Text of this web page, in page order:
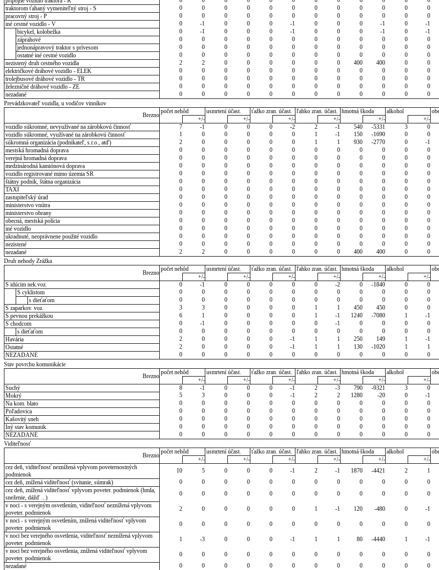
traktorom ťahaný vymeniteľný stroj - S
0 0 0 0 0 0 0 0 0 0 0 0
pracovný stroj - P
0 0 0 0 0 0 0 0 0 0 0 0
iné cestné vozidlo - V
0 -1 0 0 0 -1 0 0 0 -1 0 -1
bicykel, kolobežka
0 -1 0 0 0 -1 0 0 0 -1 0 -1
záprahové
0 0 0 0 0 0 0 0 0 0 0 0
jednonápravový traktor s prívesom
0 0 0 0 0 0 0 0 0 0 0 0
ostatné iné cestné vozidlo
0 0 0 0 0 0 0 0 0 0 0 0
nezistený druh cestného vozidla
2 2 0 0 0 0 0 0 400 400 0 0
električkové dráhové vozidlo - ELEK
0 0 0 0 0 0 0 0 0 0 0 0
trolejbusové dráhové vozidlo - TR
0 0 0 0 0 0 0 0 0 0 0 0
železničné dráhové vozidlo - ZE
0 0 0 0 0 0 0 0 0 0 0 0
nezadané
0 0 0 0 0 0 0 0 0 0 0 0
Prevádzkovateľ vozidla, u vodičov vinníkov
Brezno
počet nehôd usmrtení účast. ťažko zran. účast. ľahko zran. účast. hmotná škoda alkohol
+/-
+/- +/- +/- +/- +/-
vozidlo súkromné, nevyužívané na zárobkovú činnosť
7 -1 0 0 0 -2 2 -1 540 -5331 3 0
vozidlo súkromné, využívané na zárobkovú činnosť
1 0 0 0 0 0 1 -1 150 -1690 0 0
súkromná organizácia (podnikateľ, s.r.o., atď)
2 0 0 0 0 0 1 1 930 -2770 0 -1
mestská hromadná doprava
0 0 0 0 0 0 0 0 0 0 0 0
verejná hromadná doprava
0 0 0 0 0 0 0 0 0 0 0 0
medzinárodná kamiónová doprava
0 0 0 0 0 0 0 0 0 0 0 0
vozidlo registrované mimo územia SR
0 0 0 0 0 0 0 0 0 0 0 0
štátny podnik, štátna organizácia
0 0 0 0 0 0 0 0 0 0 0 0
TAXI
0 0 0 0 0 0 0 0 0 0 0 0
zastupiteľský úrad
0 0 0 0 0 0 0 0 0 0 0 0
ministerstvo vnútra
0 0 0 0 0 0 0 0 0 0 0 0
ministerstvo obrany
0 0 0 0 0 0 0 0 0 0 0 0
obecná, mestská polícia
0 0 0 0 0 0 0 0 0 0 0 0
iné vozidlo
0 0 0 0 0 0 0 0 0 0 0 0
ukradnuté, neoprávnene použité vozidlo
0 0 0 0 0 0 0 0 0 0 0 0
nezistené
0 0 0 0 0 0 0 0 0 0 0 0
nezadané
2 2 0 0 0 0 0 0 400 400 0 0
Druh nehody Zrážka
Brezno
počet nehôd usmrtení účast. ťažko zran. účast. ľahko zran. účast. hmotná škoda alkohol
+/-
+/- +/- +/- +/- +/-
S idúcim nek.voz.
0 -1 0 0 0 0 0 -2 0 -1840 0 0
S cyklistom
0 0 0 0 0 0 0 0 0 0 0 0
s dieťaťom
0 0 0 0 0 0 0 0 0 0 0 0
S zaparkov. voz.
3 3 0 0 0 0 1 1 450 450 0 0
S pevnou prekážkou
6 1 0 0 0 0 1 -1 1240 -7080 1 -1
S chodcom
0 -1 0 0 0 0 0 -1 0 0 0 0
s dieťaťom
0 0 0 0 0 0 0 0 0 0 0 0
Havária
2 0 0 0 0 -1 1 1 250 149 1 -1
Ostatné
2 0 0 0 0 -1 1 1 130 -1020 1 1
NEZADANÉ
0 0 0 0 0 0 0 0 0 0 0 0
Stav povrchu komunikácie
Brezno
počet nehôd usmrtení účast. ťažko zran. účast. ľahko zran. účast. hmotná škoda alkohol
+/-
+/- +/- +/- +/- +/-
Suchý
8 -1 0 0 0 -1 2 -3 790 -9321 3 0
Mokrý
5 3 0 0 0 -1 2 2 1280 -20 0 -1
Na kom. blato
0 0 0 0 0 0 0 0 0 0 0 0
Poľadovica
0 0 0 0 0 0 0 0 0 0 0 0
Kašovitý sneh
0 0 0 0 0 0 0 0 0 0 0 0
Iný stav komunik.
0 0 0 0 0 0 0 0 0 0 0 0
NEZADANÉ
0 0 0 0 0 0 0 0 0 0 0 0
Viditeľnosť
Brezno
počet nehôd usmrtení účast. ťažko zran. účast. ľahko zran. účast. hmotná škoda alkohol
+/-
+/- +/- +/- +/- +/-
cez deň, viditeľnosť neznížená vplyvom poveternostných
podmienok
10 5 0 0 0 -1 2 -1 1870 -4421 2 1
cez deň, znížená viditeľnosť (svitanie, súmrak)
0 0 0 0 0 0 0 0 0 0 0 0
cez deň, znížená viditeľnosť vplyvom poveter. podmienok (hmla,
sneženie, dážď ...)
0 0 0 0 0 0 0 0 0 0 0 0
v noci - s verejným osvetlením, viditeľnosť neznížená vplyvom
poveter. podmienok
2 0 0 0 0 0 1 -1 120 -480 0 -1
v noci - s verejným osvetlením, znížená viditeľnosť vplyvom
poveter. podmienok
0 0 0 0 0 0 0 0 0 0 0 0
v noci bez verejného osvetlenia, viditeľnosť neznížená vplyvom
poveter. podmienok
1 -3 0 0 0 -1 1 1 80 -4440 1 -1
v noci bez verejného osvetlenia, znížená viditeľnosť vplyvom
poveter. podmienok
0 0 0 0 0 0 0 0 0 0 0 0
nezadané
0 0 0 0 0 0 0 0 0 0 0 0